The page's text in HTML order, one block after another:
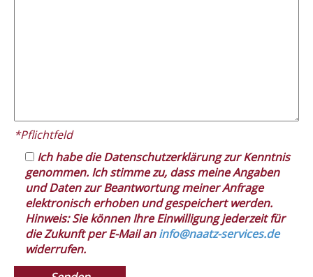
*Pflichtfeld
Ich habe die Datenschutzerklärung zur Kenntnis
genommen. Ich stimme zu, dass meine Angaben
und Daten zur Beantwortung meiner Anfrage
elektronisch erhoben und gespeichert werden.
Hinweis: Sie können Ihre Einwilligung jederzeit für
die Zukunft per E-Mail aninfo@naatz-services.de
widerrufen.